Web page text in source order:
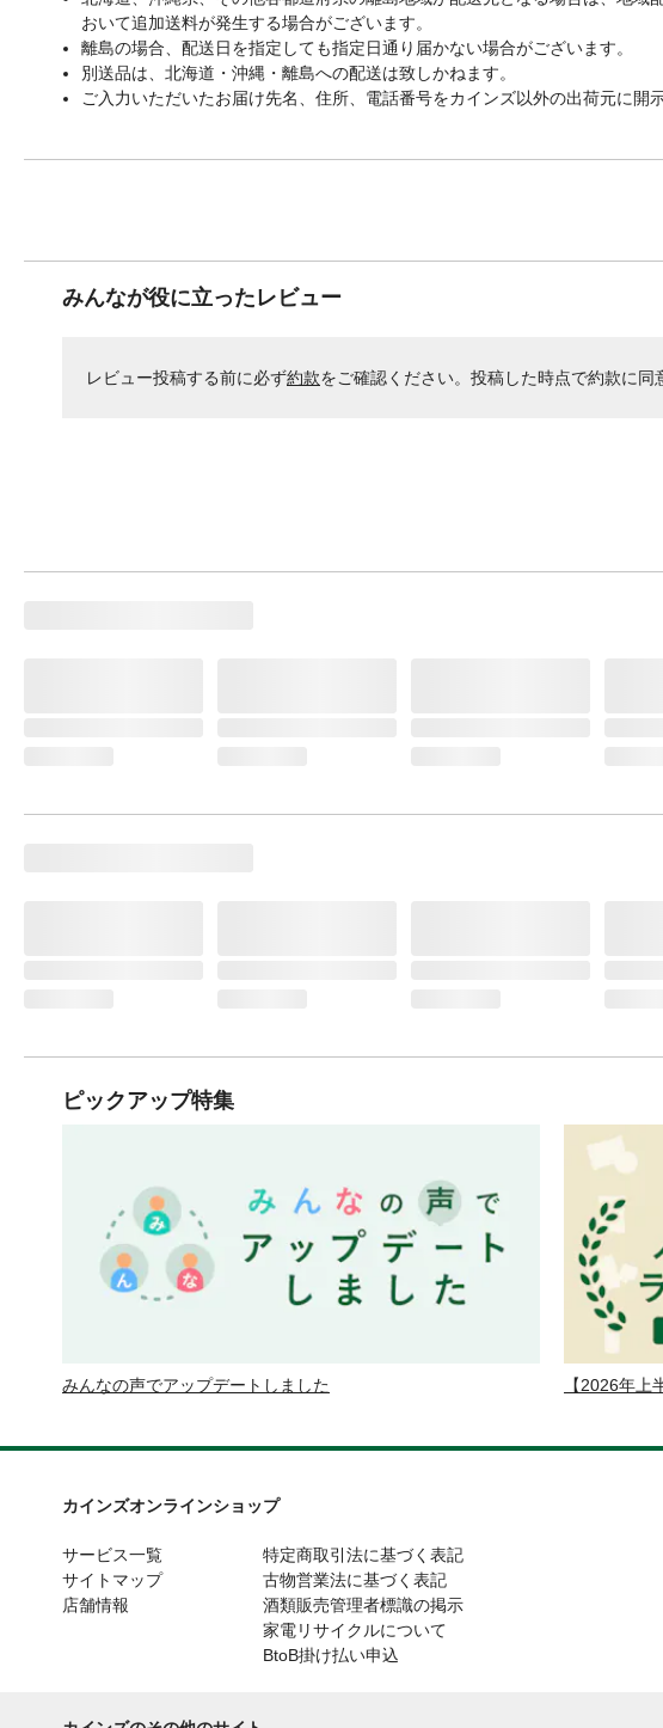
おいて追加送料が発生する場合がございます。
離島の場合、配送日を指定しても指定日通り届かない場合がございます。
別送品は、北海道・沖縄・離島への配送は致しかねます。
ご入力いただいたお届け先名、住所、電話番号をカインズ以外の出荷元に開
みんなが役に立ったレビュー
レビュー投稿する前に必ず約款をご確認ください。投稿した時点で約款に同
ピックアップ特集
みんなの声でアップデートしました 【2026年
カインズオンラインショップ
サービス一覧
サイトマップ
店舗情報
特定商取引法に基づく表記
古物営業法に基づく表記
酒類販売管理者標識の掲示
家電リサイクルについて
BtoB掛け払い申込